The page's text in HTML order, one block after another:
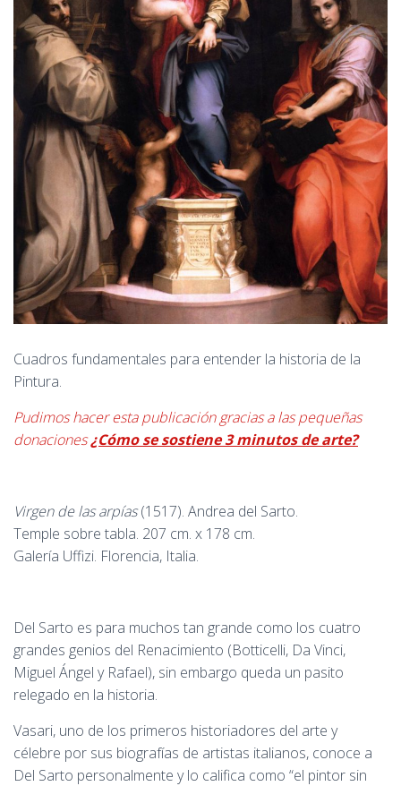
Cuadros fundamentales para entender la historia de la
Pintura.
Pudimos hacer esta publicación gracias a las pequeñas
donaciones¿Cómo se sostiene 3 minutos de arte?
Virgen de las arpías(1517). Andrea del Sarto.
Temple sobre tabla. 207 cm. x 178 cm.
Galería Uffizi. Florencia, Italia.
Del Sarto es para muchos tan grande como los cuatro
grandes genios del Renacimiento (Botticelli, Da Vinci,
Miguel Ángel y Rafael), sin embargo queda un pasito
relegado en la historia.
Vasari, uno de los primeros historiadores del arte y
célebre por sus biografías de artistas italianos, conoce a
Del Sarto personalmente y lo califica como “el pintor sin